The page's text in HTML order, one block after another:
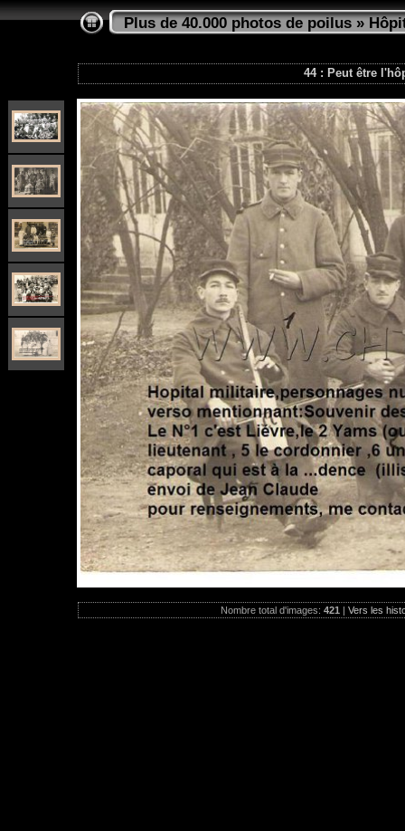
Plus de 40.000 photos de poilus»
44 : Peut être
Nombre total d'images: 421 | Vers les